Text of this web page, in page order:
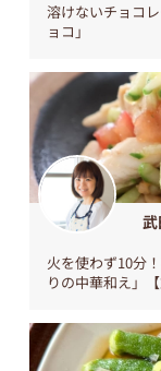
溶けないチョコ
ョコ」
火を使わず10分
りの中華和え」【